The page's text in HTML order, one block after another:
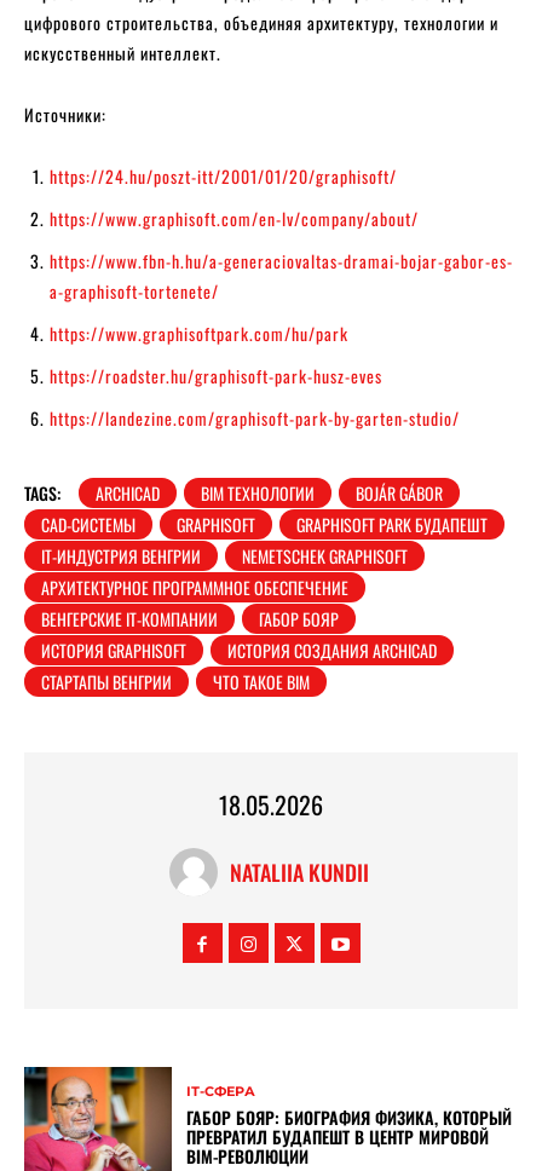
цифрового строительства, объединяя архитектуру, технологии и
искусственный интеллект.
Источники:
https://24.hu/poszt-itt/2001/01/20/graphisoft/
https://www.graphisoft.com/en-lv/company/about/
https://www.fbn-h.hu/a-generaciovaltas-dramai-bojar-gabor-es-
a-graphisoft-tortenete/
https://www.graphisoftpark.com/hu/park
https://roadster.hu/graphisoft-park-husz-eves
https://landezine.com/graphisoft-park-by-garten-studio/
TAGS: ARCHICAD BIM ТЕХНОЛОГИИ
BOJÁR GÁBOR
CAD-СИСТЕМЫ
GRAPHISOFT
GRAPHISOFT PARK БУДАПЕШТ
IT-ИНДУСТРИЯ ВЕНГРИИ
NEMETSCHEK GRAPHISOFT
АРХИТЕКТУРНОЕ ПРОГРАММНОЕ ОБЕСПЕЧЕНИЕ
ВЕНГЕРСКИЕ IT-КОМПАНИИ
ГАБОР БОЯР
ИСТОРИЯ GRAPHISOFT
ИСТОРИЯ СОЗДАНИЯ ARCHICAD
СТАРТАПЫ ВЕНГРИИ
ЧТО ТАКОЕ BIM
18.05.2026
NATALIIA KUNDII
ІТ-СФЕРА
ГАБОР БОЯР: БИОГРАФИЯ ФИЗИКА, КОТОРЫЙ
ПРЕВРАТИЛ БУДАПЕШТ В ЦЕНТР МИРОВОЙ
BIM-РЕВОЛЮЦИИ